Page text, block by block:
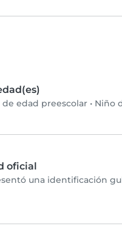
de edad preescolar • Niño
oficial
una identificación